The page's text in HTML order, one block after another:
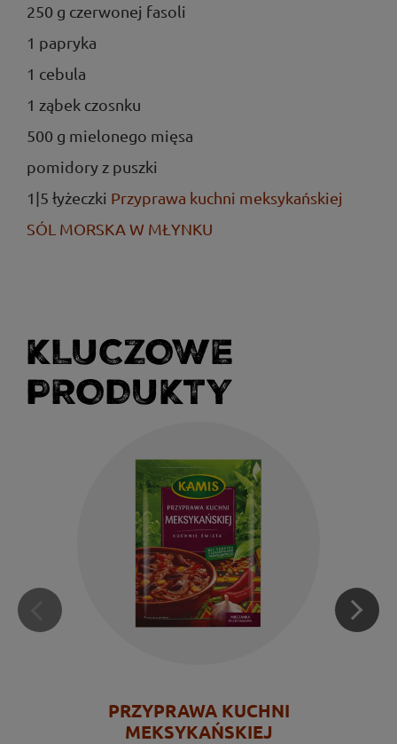
250 g czerwonej fasoli
1 papryka
1 cebula
1 ząbek czosnku
500 g mielonego mięsa
pomidory z puszki
1|5 łyżeczki Przyprawa kuchni meksykańskiej
SÓL MORSKA W MŁYNKU
KLUCZOWE
PRODUKTY
PRZYPRAWA KUCHNI
MEKSYKAŃSKIEJ